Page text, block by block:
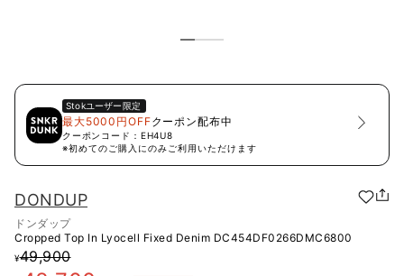
Stokユーザー限定
最大5000円OFFクーポン配布中
クーポンコード： EH4U8
※初めてのご購入にのみご利用いただけます
DONDUP
ドンダップ
Cropped Top In Lyocell Fixed Denim DC454DF0266DMC6800
¥49,900